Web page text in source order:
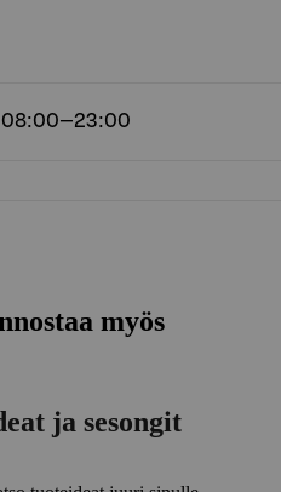
08:00—23:00
myös
ja sesongit